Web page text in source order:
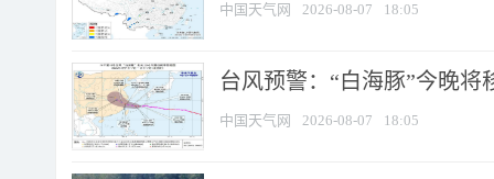
中国天气网 2026-08-07 18:05
台风预警：“白海豚”今晚将
中国天气网 2026-08-07 18:05